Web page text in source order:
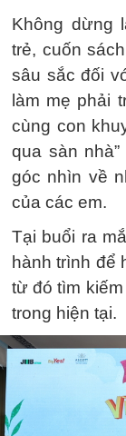
Không dừng
trẻ, cuốn
sâu sắc đối
làm mẹ phải
cùng con
qua sàn
góc nhìn về
của các em.
Tại buổi ra
hành trình để
từ đó tìm
trong hiện tại.